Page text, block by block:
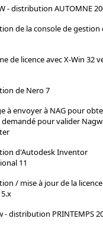
- distribution AUTOMNE
de la console de gestion
de licence avec X-Win 32
de Nero 7
à envoyer à NAG pour
pour valider
d'Autodesk Inventor
11
/ mise à jour de la
- distribution PRINTEMPS